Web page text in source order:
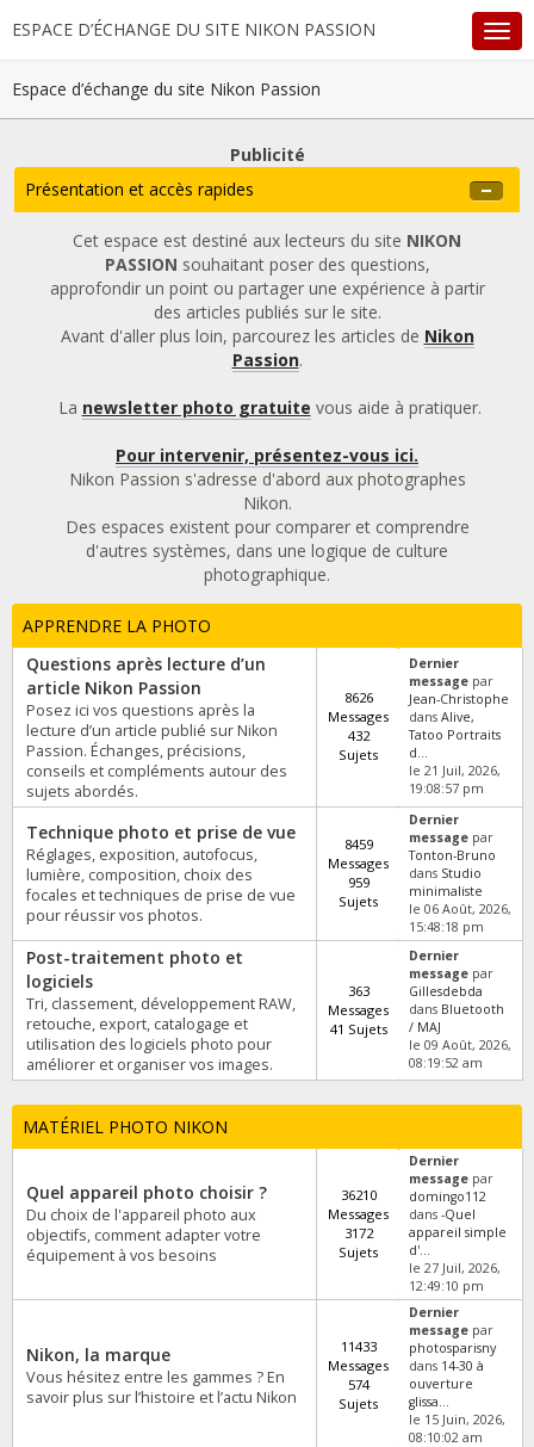
ESPACE D’ÉCHANGE DU SITE NIKON PASSION
Espace d’échange du site Nikon Passion
Publicité
Présentation et accès rapides
Cet espace est destiné aux lecteurs du site NIKON
PASSION souhaitant poser des questions,
approfondir un point ou partager une expérience à partir
des articles publiés sur le site.
Avant d'aller plus loin, parcourez les articles de Nikon
Passion.
La newsletter photo gratuite vous aide à pratiquer.
Pour intervenir, présentez-vous ici.
Nikon Passion s'adresse d'abord aux photographes
Nikon.
Des espaces existent pour comparer et comprendre
d'autres systèmes, dans une logique de culture
photographique.
APPRENDRE LA PHOTO
Questions après lecture d’un
article Nikon Passion
Posez ici vos questions après la
lecture d’un article publié sur Nikon
Passion. Échanges, précisions,
conseils et compléments autour des
sujets abordés.
8626
Messages
432
Sujets
Dernier
message par
Jean-Christophe
dansAlive,
Tatoo Portraits
d...
le 21 Juil, 2026,
19:08:57 pm
Technique photo et prise de vue
Réglages, exposition, autofocus,
lumière, composition, choix des
focales et techniques de prise de vue
pour réussir vos photos.
8459
Messages
959
Sujets
Dernier
message par
Tonton-Bruno
dans Studio
minimaliste
le 06 Août, 2026,
15:48:18 pm
Post-traitement photo et
logiciels
Tri, classement, développement RAW,
retouche, export, catalogage et
utilisation des logiciels photo pour
améliorer et organiser vos images.
363
Messages
41 Sujets
Dernier
message par
Gillesdebda
dans Bluetooth
/ MAJ
le 09 Août, 2026,
08:19:52 am
MATÉRIEL PHOTO NIKON
Quel appareil photo choisir ?
Du choix de l'appareil photo aux
objectifs, comment adapter votre
équipement à vos besoins
36210
Messages
3172
Sujets
Dernier
message par
domingo112
dans-Quel
appareil simple
d'...
le 27 Juil, 2026,
12:49:10 pm
Nikon, la marque
Vous hésitez entre les gammes ? En
savoir plus sur l’histoire et l’actu Nikon
11433
Messages
574
Sujets
Dernier
message par
photosparisny
dans 14-30 à
ouverture
glissa...
le 15 Juin, 2026,
08:10:02 am